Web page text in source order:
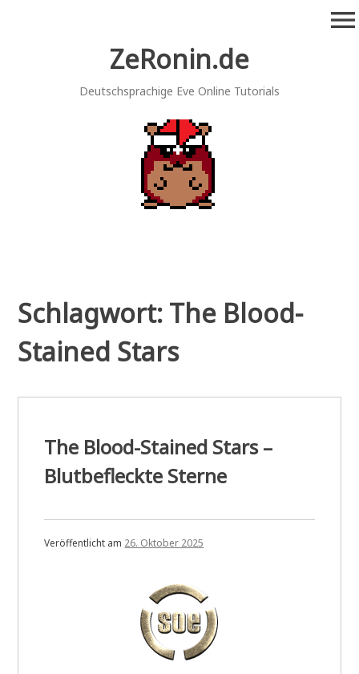
ZeRonin.de
Deutschsprachige Eve Online Tutorials
menu
Schlagwort: The Blood-
Stained Stars
The Blood-Stained Stars –
Blutbefleckte Sterne
Veröffentlicht am 26. Oktober 2025